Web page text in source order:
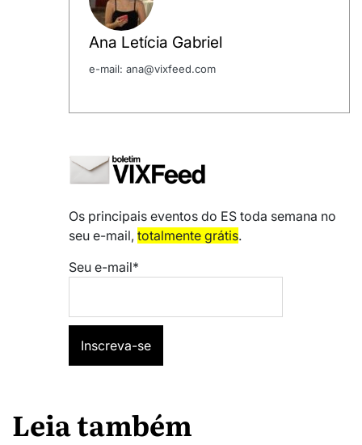
Ana Letícia Gabriel
e-mail: ana@vixfeed.com
Os principais eventos do ES toda semana no
seu e-mail, totalmente grátis.
Seu e-mail*
Leia também